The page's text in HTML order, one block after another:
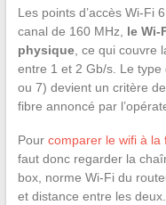
Les points d’accès Wi-Fi
canal de 160 MHz, le Wi-
physique, ce qui couvre
entre 1 et 2 Gb/s. Le
ou 7) devient un critère
fibre annoncé par
Pour comparer le wifi à la
faut donc regarder la
box, norme Wi-Fi du
et distance entre les deux.